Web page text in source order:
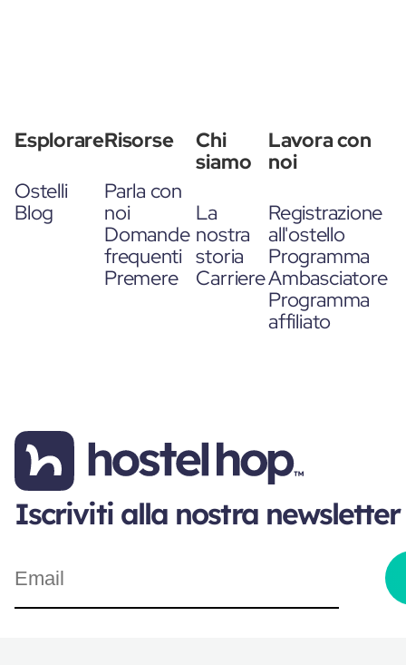
Esplorare
Ostelli
Blog
Risorse
Parla con
noi
Domande
frequenti
Premere
Chi
siamo
La
nostra
storia
Carriere
Lavora con
noi
Registrazione
all'ostello
Programma
Ambasciatore
Programma
affiliato
Iscriviti alla nostra newsletter